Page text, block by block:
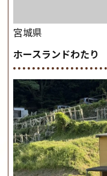
宮城県
ホースランドわたり